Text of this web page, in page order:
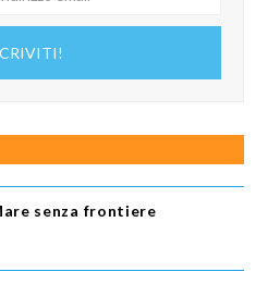
senza frontiere